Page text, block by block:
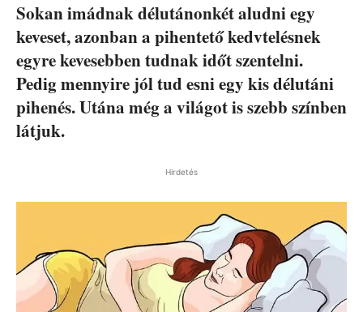
Sokan imádnak délutánonkét aludni egy
keveset, azonban a pihentető kedvtelésnek
egyre kevesebben tudnak időt szentelni.
Pedig mennyire jól tud esni egy kis délutáni
pihenés. Utána még a világot is szebb színben
látjuk.
Hirdetés